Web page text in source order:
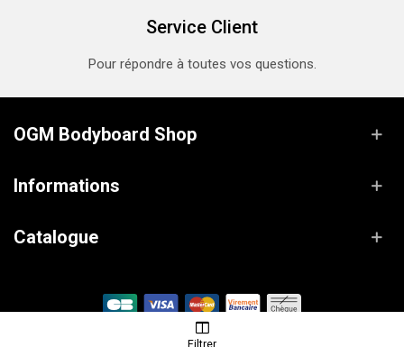
Service Client
Pour répondre à toutes vos questions.
OGM Bodyboard Shop
Informations
Catalogue
© OGM Bodyboard Shop / Propulsé par
Filtrer